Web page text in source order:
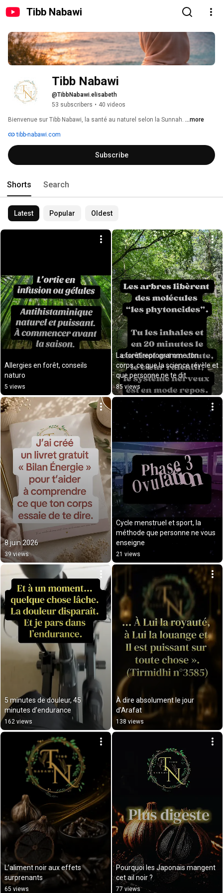
Tibb Nabawi
@TibbNabawi.elisabeth
53 subscribers • 40 videos
Bienvenue sur Tibb Nabawi, la santé au naturel selon la Sunnah. ...more
tibb-nabawi.com
Subscribe
Shorts Search
Latest Popular Oldest
Allergies en forêt, conseils
naturo
5 views
La forêt reprogramme ton
corps, ce que la science révèle et
que personne ne te dit
85 views
8 juin 2026
39 views
Cycle menstruel et sport, la
méthode que personne ne vous
enseigne
21 views
5 minutes de douleur, 45
minutes d’endurance
162 views
À dire absolument le jour
d’Arafat
138 views
L’aliment noir aux effets
surprenants
65 views
Pourquoi les Japonais mangent
cet ail noir ?
77 views